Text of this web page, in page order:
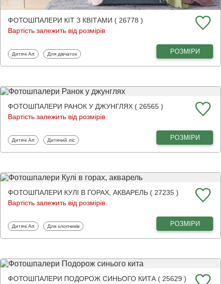
ФОТОШПАЛЕРИ КІТ З КВІТАМИ ( 26778 )
Вартість залежить від розмірів
Фотошпалери
Дитячі Art Фотошпалери
Для дівчаток РОЗМІРИ
ФОТОШПАЛЕРИ РАНОК У ДЖУНГЛЯХ ( 26565 )
Вартість залежить від розмірів
Фотошпалери
Дитячі Art Фотошпалери
Дитячий ліс РОЗМІРИ
ФОТОШПАЛЕРИ КУЛІ В ГОРАХ, АКВАРЕЛЬ ( 27235 )
Вартість залежить від розмірів
Фотошпалери
Дитячі Art Фотошпалери
Для хлопчиків РОЗМІРИ
ФОТОШПАЛЕРИ ПОДОРОЖ СИНЬОГО КИТА ( 25629 )